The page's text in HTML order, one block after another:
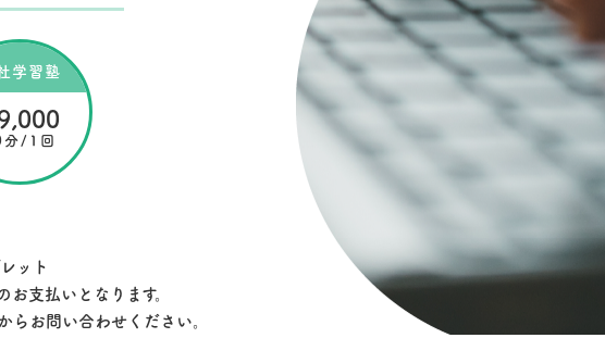
学習塾
分/1回
ット
支払いとなります。
からお問い合わせください。